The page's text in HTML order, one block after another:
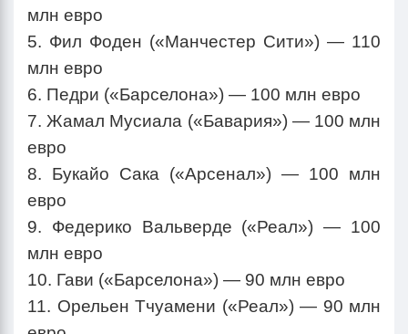
млн евро
5. Фил Фоден («Манчестер Сити») — 110
млн евро
6. Педри («Барселона») — 100 млн евро
7. Жамал Мусиала («Бавария») — 100 млн
евро
8. Букайо Сака («Арсенал») — 100 млн
евро
9. Федерико Вальверде («Реал») — 100
млн евро
10. Гави («Барселона») — 90 млн евро
11. Орельен Тчуамени («Реал») — 90 млн